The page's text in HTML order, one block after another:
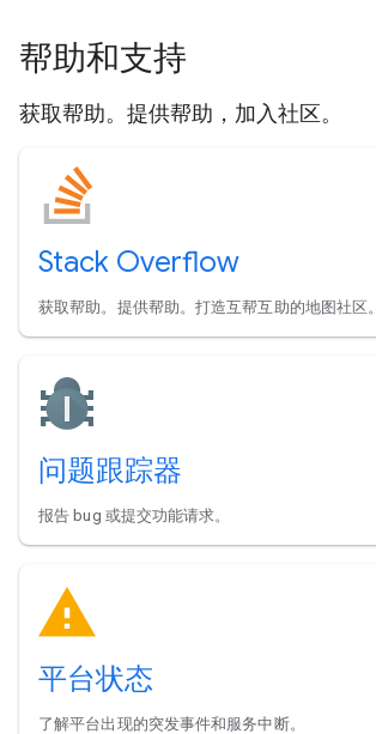
帮助和支持
获取帮助。提供帮助，加入社区。
Stack Overflow
获取帮助。提供帮助。打造互帮互助的地图社区。
问题跟踪器
报告 bug 或提交功能请求。
平台状态
了解平台出现的突发事件和服务中断。